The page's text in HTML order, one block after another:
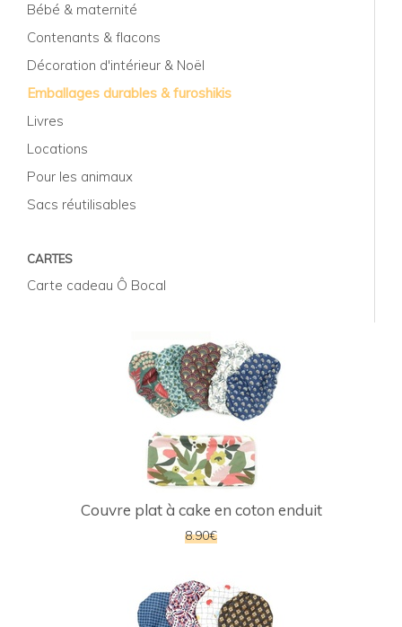
Bébé & maternité
Contenants & flacons
Décoration d'intérieur & Noël
Emballages durables & furoshikis
Livres
Locations
Pour les animaux
Sacs réutilisables
CARTES
Carte cadeau Ô Bocal
Couvre plat à cake en coton enduit
8.90€